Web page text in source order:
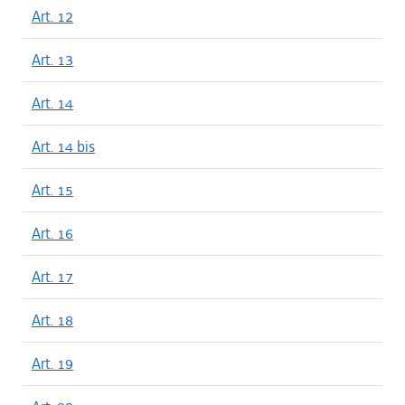
Art. 12
Art. 13
Art. 14
Art. 14 bis
Art. 15
Art. 16
Art. 17
Art. 18
Art. 19